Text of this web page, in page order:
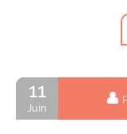
11
Juin